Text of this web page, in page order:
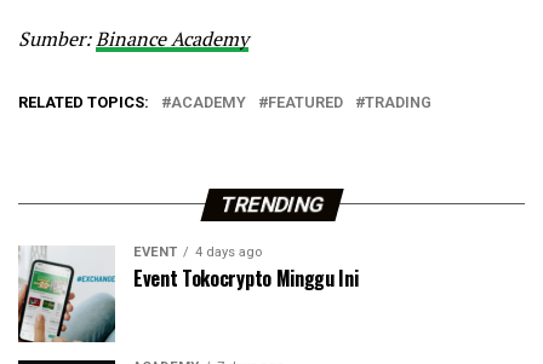
Sumber:Binance Academy
RELATED TOPICS: ACADEMY FEATURED TRADING
TRENDING
EVENT 4 days ago
Event Tokocrypto Minggu Ini